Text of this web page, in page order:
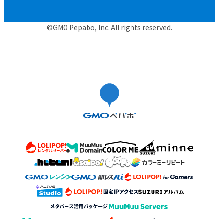
©GMO Pepabo, Inc. All rights reserved.